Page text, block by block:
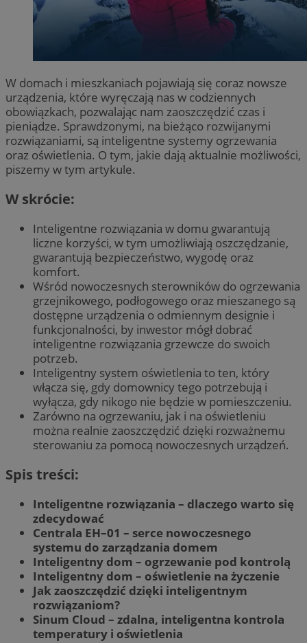
W domach i mieszkaniach pojawiają się coraz nowsze
urządzenia, które wyręczają nas w codziennych
obowiązkach, pozwalając nam zaoszczędzić czas i
pieniądze. Sprawdzonymi, na bieżąco rozwijanymi
rozwiązaniami, są inteligentne systemy ogrzewania
oraz oświetlenia. O tym, jakie dają aktualnie możliwości,
piszemy w tym artykule.
W skrócie:
Inteligentne rozwiązania w domu gwarantują
liczne korzyści, w tym umożliwiają oszczędzanie,
gwarantują bezpieczeństwo, wygodę oraz
komfort.
Wśród nowoczesnych sterowników do ogrzewania
grzejnikowego, podłogowego oraz mieszanego są
dostępne urządzenia o odmiennym designie i
funkcjonalności, by inwestor mógł dobrać
inteligentne rozwiązania grzewcze do swoich
potrzeb.
Inteligentny system oświetlenia to ten, który
włącza się, gdy domownicy tego potrzebują i
wyłącza, gdy nikogo nie będzie w pomieszczeniu.
Zarówno na ogrzewaniu, jak i na oświetleniu
można realnie zaoszczędzić dzięki rozważnemu
sterowaniu za pomocą nowoczesnych urządzeń.
Spis treści:
Inteligentne rozwiązania – dlaczego warto się
zdecydować
Centrala EH–01 – serce nowoczesnego
systemu do zarządzania domem
Inteligentny dom – ogrzewanie pod kontrolą
Inteligentny dom – oświetlenie na życzenie
Jak zaoszczędzić dzięki inteligentnym
rozwiązaniom?
Sinum Cloud – zdalna, inteligentna kontrola
temperatury i oświetlenia